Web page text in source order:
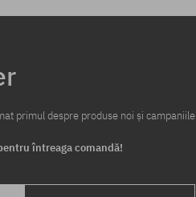
primul despre produse noi și campaniile
întreaga comandă!